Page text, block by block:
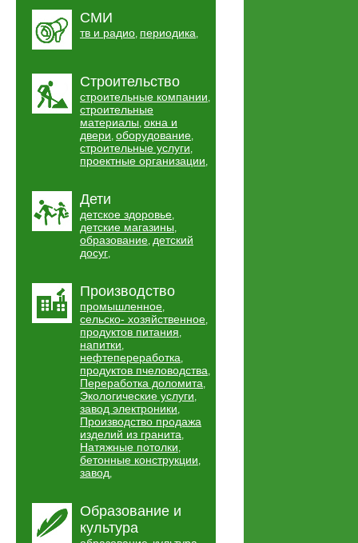
СМИ
тв и радио, периодика,
Строительство
строительные компании,
строительные
материалы, окна и
двери, оборудование,
строительные услуги,
проектные организации,
Дети
детское здоровье,
детские магазины,
образование, детский
досуг,
Производство
промышленное,
сельско- хозяйственное,
продуктов питания,
напитки,
нефтепереработка,
продуктов пчеловодства,
Переработка доломита,
Экологические услуги,
завод электроники,
Производство продажа
изделий из гранита,
Натяжные потолки,
бетонные конструкции,
завод,
Образование и
культура